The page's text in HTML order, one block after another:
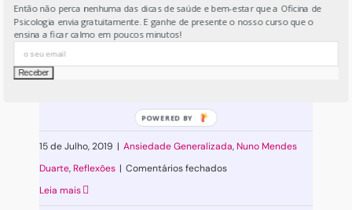
sonho
Só chegou agora? Ainda vem a tempo.
15 de Julho, 2019 | Ansiedade Generalizada, Nuno Mendes
Duarte, Reflexões | Comentários fechadosem
Leia mais
Então não perca nenhuma das dicas de saúde e bem-estar que a Oficina de
Psicologia envia gratuitamente. E ganhe de presente o nosso curso que o
ensina a ficar calmo em poucos minutos!